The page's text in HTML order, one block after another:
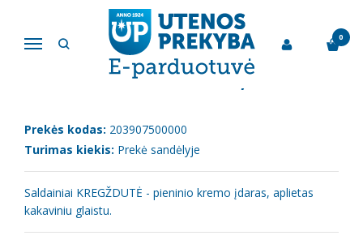
Navigacija
0
Šokoladai, saldainiai, vafliai
Saldainiai KREGŽDUTĖ, 500g
SALDAINIAI KREGŽDUTĖ, 500G
Prekės kodas: 203907500000
Turimas kiekis: Prekė sandėlyje
Saldainiai KREGŽDUTĖ - pieninio kremo įdaras, aplietas
kakaviniu glaistu.